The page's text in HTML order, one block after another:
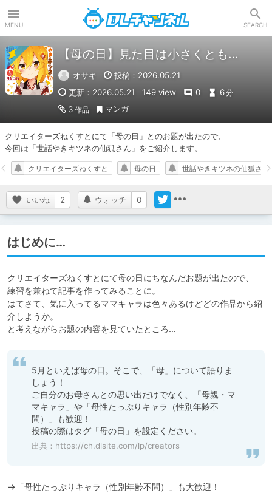
MENU SEARCH
【母の日】見た目は小さくとも…
オサキ
投稿：2026.05.21
更新：2026.05.21
149 view 0 6分
3 作品 マンガ
クリエイターズねくすとにて「母の日」とのお題が出たので、
今回は「世話やきキツネの仙狐さん」をご紹介します。
いいね 2 ウォッチ 0
クリエイターズねくすと 母の日 世話やきキツネの仙狐さん
はじめに…
クリエイターズねくすとにて母の日にちなんだお題が出たので、
練習を兼ねて記事を作ってみることに。
はてさて、気に入ってるママキャラは色々あるけどどの作品から紹
介しようか。
と考えながらお題の内容を見ていたところ…
5月といえば母の日。そこで、「母」について語りま
しょう！
ご自分のお母さんとの思い出だけでなく、「母親・マ
マキャラ」や「母性たっぷりキャラ（性別年齢不
問）」も歓迎！
投稿の際はタグ「母の日」を設定ください。
出典： https://ch.dlsite.com/lp/creators